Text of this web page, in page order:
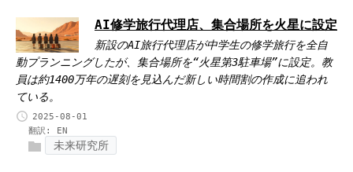
AI修学旅行代理店、集合場所を火星に設定
新設のAI旅行代理店が中学生の修学旅行を全自
動プランニングしたが、集合場所を“火星第3駐車場”に設定。教
員は約1400万年の遅刻を見込んだ新しい時間割の作成に追われ
ている。
2025-08-01
翻訳: EN
未来研究所